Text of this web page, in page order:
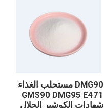
DMG90 مستحلب الغذاء
GMS90 DMG95 E471
شهادات الكوشير الحلال